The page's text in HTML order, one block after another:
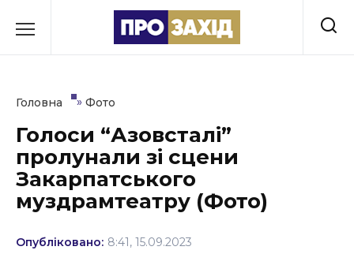
до
Культура
Освіта
Головна » Фото
Голоси “Азовсталі”
пролунали зі сцени
Закарпатського
муздрамтеатру (Фото)
Опубліковано: 8:41, 15.09.2023